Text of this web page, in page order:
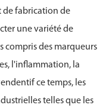
de fabrication de
une variété de
compris des marqueurs
l'inflammation, la
ce temps, les
telles que les